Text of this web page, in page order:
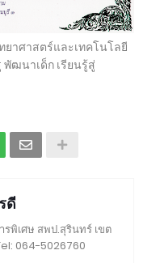
ยาศาสตร์และเทคโนโลยี
ฒนาเด็ก เรียนรู้สู่
ดี
พิเศษ สพป.สุรินทร์ เขต
064-5026760